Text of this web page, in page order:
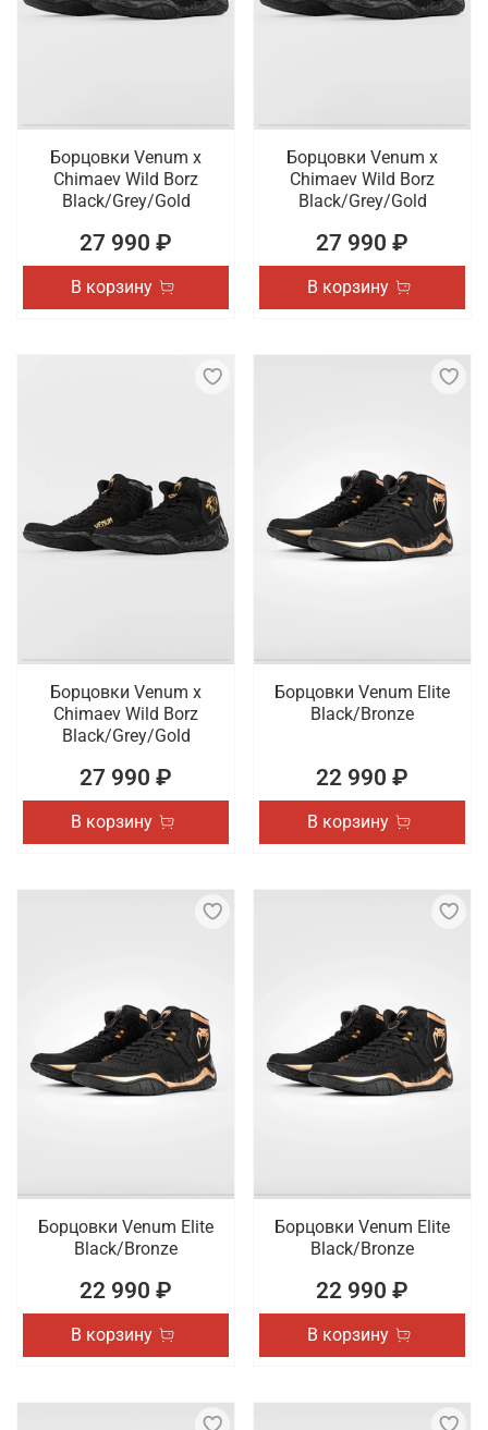
наличии профессиональная обувь для спорта,
Борцовки Venum x
Chimaev Wild Borz
Black/Grey/Gold
27 990 ₽
В корзину
Борцовки Venum x
Chimaev Wild Borz
Black/Grey/Gold
27 990 ₽
В корзину
Борцовки Venum x
Chimaev Wild Borz
Black/Grey/Gold
27 990 ₽
В корзину
Борцовки Venum Elite
Black/Bronze
22 990 ₽
В корзину
Борцовки Venum Elite
Black/Bronze
22 990 ₽
В корзину
Борцовки Venum Elite
Black/Bronze
22 990 ₽
В корзину